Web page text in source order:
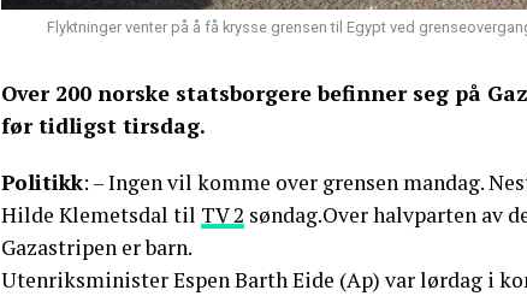
Flyktninger venter på å få krysse grensen til Egypt ved
Over 200 norske statsborgere befinner seg på
før tidligst tirsdag.
Politikk: – Ingen vil komme over grensen mandag.
Hilde Klemetsdal til TV 2 søndag.Over halvparten av
Gazastripen er barn.
Utenriksminister Espen Barth Eide (Ap) var lørdag i